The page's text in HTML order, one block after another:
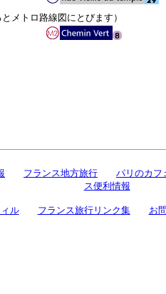
メトロ路線図にとびます）
フランス地方旅行
パリのカフ
ス便利情報
ル フランス旅行リンク集 お